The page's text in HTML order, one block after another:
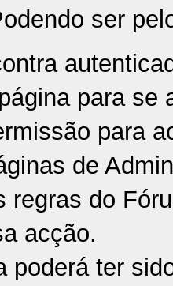
ser
para se
para
de
regras do
acção.
poderá ter